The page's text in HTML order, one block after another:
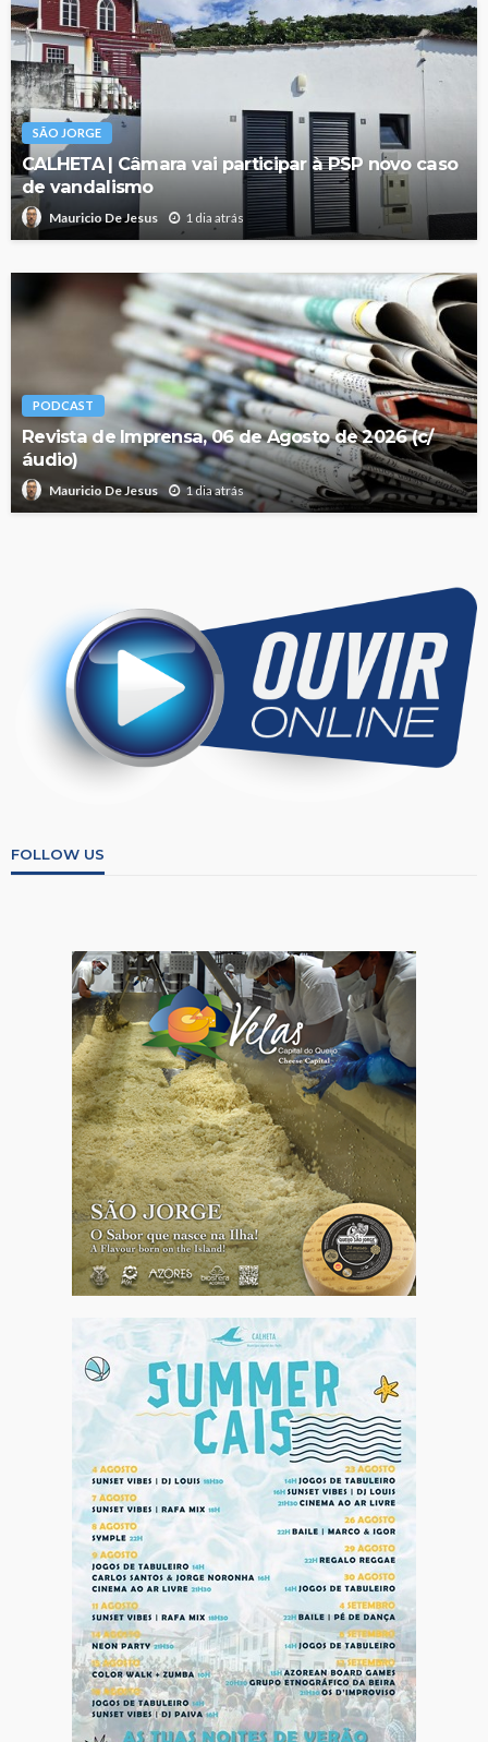
SÃO JORGE
CALHETA | Câmara vai participar à PSP novo caso
de vandalismo
Mauricio De Jesus 1 dia atrás
PODCAST
Revista de Imprensa, 06 de Agosto de 2026 (c/
áudio)
Mauricio De Jesus 1 dia atrás
FOLLOW US